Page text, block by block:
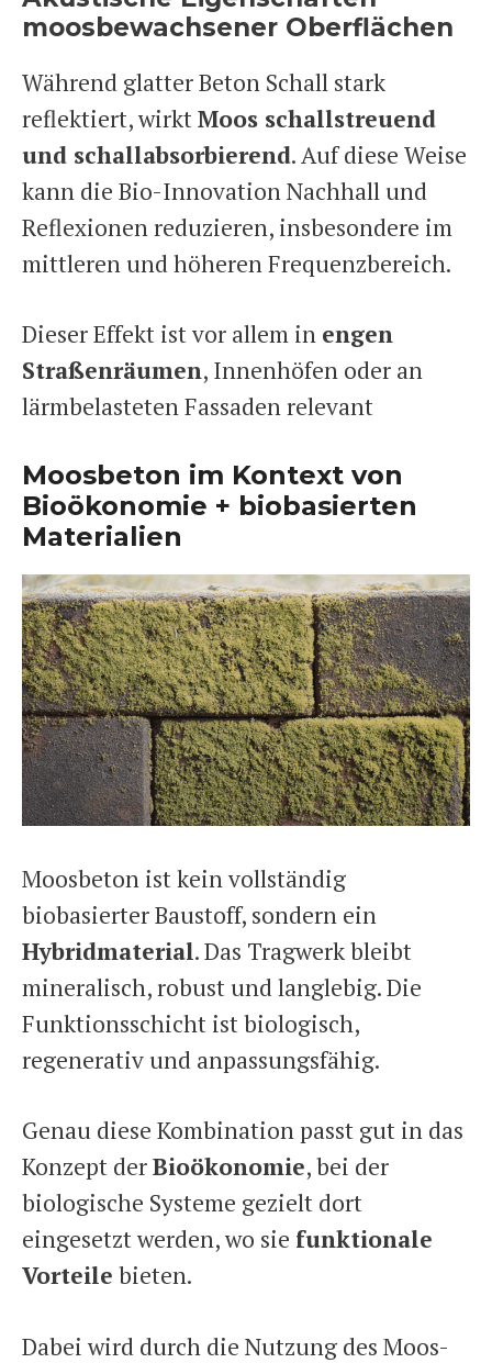
moosbewachsener Oberflächen
Während glatter Beton Schall stark
reflektiert, wirktMoos schallstreuend
und schallabsorbierend. Auf diese Weise
kann die Bio-Innovation Nachhall und
Reflexionen reduzieren, insbesondere im
mittleren und höheren Frequenzbereich.
Dieser Effekt ist vor allem in engen
Straßenräumen, Innenhöfen oder an
lärmbelasteten Fassaden relevant
Moosbeton im Kontext von
Bioökonomie + biobasierten
Materialien
Moosbeton ist kein vollständig
biobasierter Baustoff, sondern ein
Hybridmaterial. Das Tragwerk bleibt
mineralisch, robust und langlebig. Die
Funktionsschicht ist biologisch,
regenerativ und anpassungsfähig.
Genau diese Kombination passt gut in das
Konzept derBioökonomie, bei der
biologische Systeme gezielt dort
eingesetzt werden, wo sie funktionale
Vorteile bieten.
Dabei wird durch die Nutzung des Moos-